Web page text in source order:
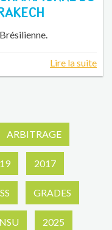
Lire la suite
ARBITRAGE
2017
GRADES
2025